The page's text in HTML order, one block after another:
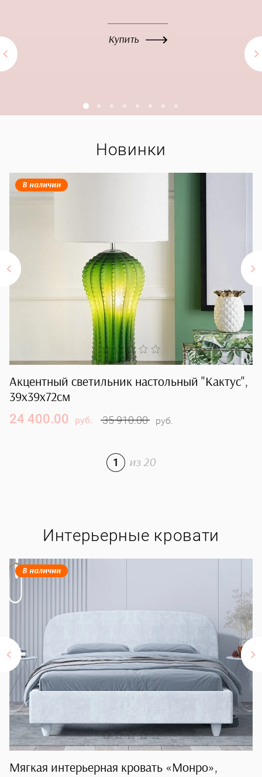
Купить
Новинки
В наличии
Акцентный светильник настольный "Кактус",
39х39х72см
24 400.00 руб. 35 910.00 руб.
1 из 20
Интерьерные кровати
В наличии
Мягкая интерьерная кровать «Монро»,